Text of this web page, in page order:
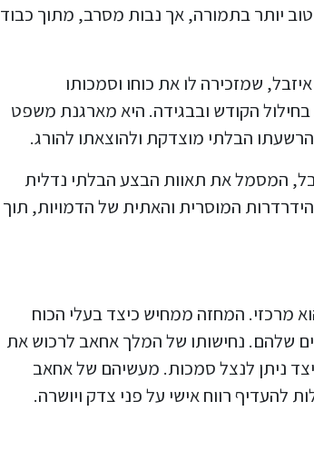
יותר בתמורה, אך נבות מסרב, מתוך כבוד
שמזכירה לו את כוחו וסמכותו
הקודש ובבגידה. היא מארגנת משפט
הבלתי מוצדקת ולהוצאתו להורג.
המסמל את תאוות הבצע הבלתי נדלית
המוסרית והאתית של הדמויות, תוך
מרכזי. המחזה ממחיש כיצד בעלי הכוח
שלהם. נחישותו של המלך אחאב לרכוש את
ניתן לנצל סמכות. מעשיהם של אחאב
להעדיף רווח אישי על פני צדק ויושרה.